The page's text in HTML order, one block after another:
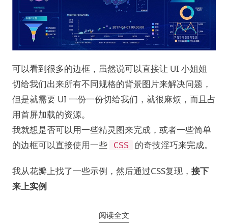
可以看到很多的边框，虽然说可以直接让 UI 小姐姐
切给我们出来所有不同规格的背景图片来解决问题，
但是就需要 UI 一份一份切给我们，就很麻烦，而且占
用首屏加载的资源。
我就想是否可以用一些精灵图来完成，或者一些简单
的边框可以直接使用一些
CSS 的奇技淫巧来完成。
我从花瓣上找了一些示例，然后通过CSS复现， 接下
来上实例
阅读全文